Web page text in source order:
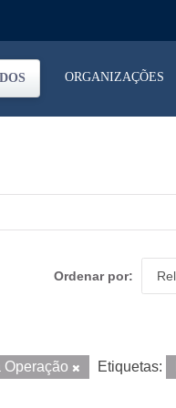
ORGANIZAÇÕES
Ordenar por
Etiquetas: